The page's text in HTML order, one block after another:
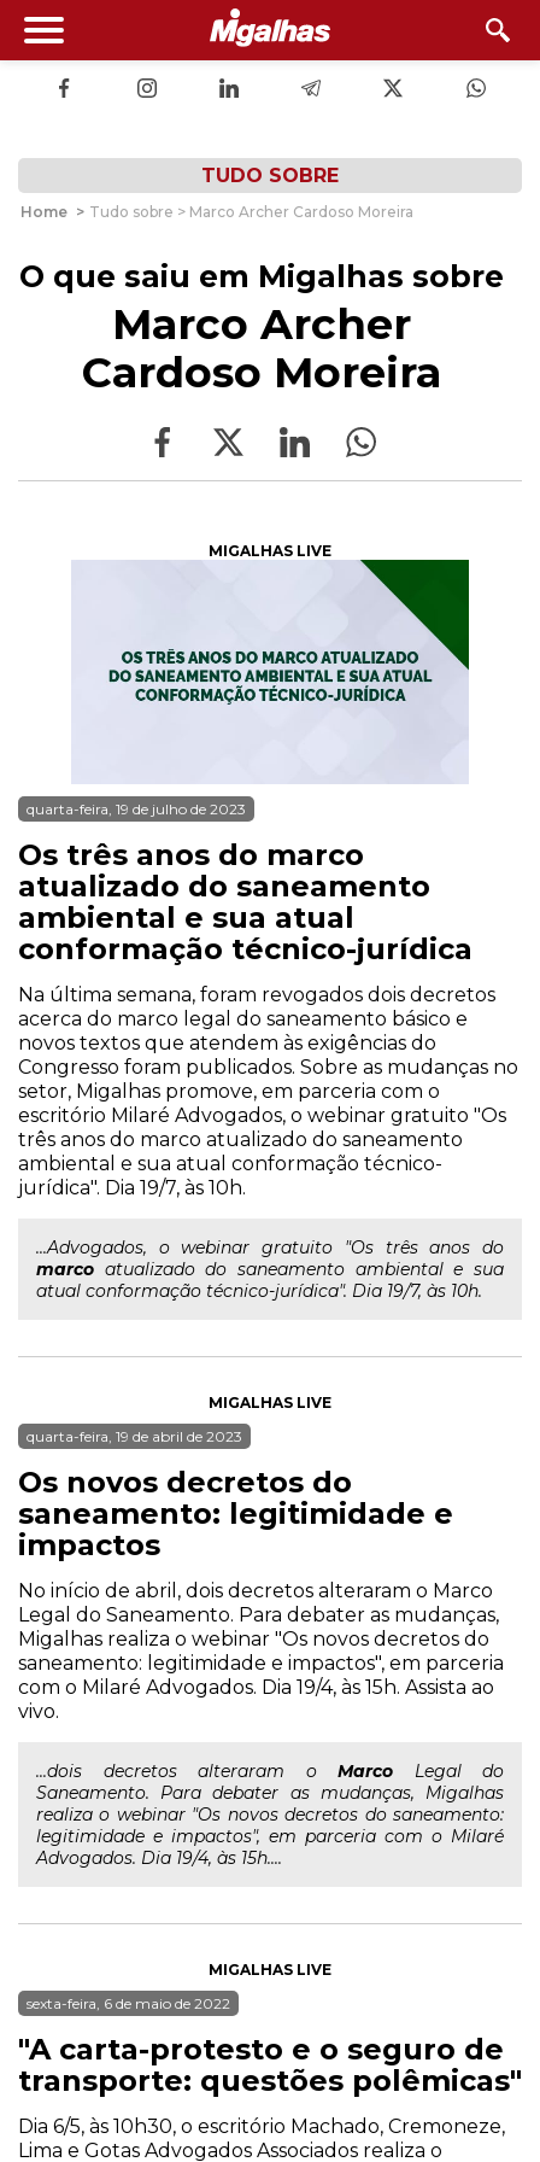
TUDO SOBRE
Home > Tudo sobre > Marco Archer Cardoso Moreira
O que saiu em Migalhas sobre
Marco Archer
Cardoso Moreira
MIGALHAS LIVE
quarta-feira, 19 de julho de 2023
Os três anos do marco
atualizado do saneamento
ambiental e sua atual
conformação técnico-jurídica
Na última semana, foram revogados dois decretos
acerca do marco legal do saneamento básico e
novos textos que atendem às exigências do
Congresso foram publicados. Sobre as mudanças no
setor, Migalhas promove, em parceria com o
escritório Milaré Advogados, o webinar gratuito "Os
três anos do marco atualizado do saneamento
ambiental e sua atual conformação técnico-
jurídica". Dia 19/7, às 10h.
...Advogados, o webinar gratuito "Os três anos do
marco atualizado do saneamento ambiental e sua
atual conformação técnico-jurídica". Dia 19/7, às 10h.
MIGALHAS LIVE
quarta-feira, 19 de abril de 2023
Os novos decretos do
saneamento: legitimidade e
impactos
No início de abril, dois decretos alteraram o Marco
Legal do Saneamento. Para debater as mudanças,
Migalhas realiza o webinar "Os novos decretos do
saneamento: legitimidade e impactos", em parceria
com o Milaré Advogados. Dia 19/4, às 15h. Assista ao
vivo.
...dois decretos alteraram o Marco Legal do
Saneamento. Para debater as mudanças, Migalhas
realiza o webinar "Os novos decretos do saneamento:
legitimidade e impactos", em parceria com o Milaré
Advogados. Dia 19/4, às 15h....
MIGALHAS LIVE
sexta-feira, 6 de maio de 2022
"A carta-protesto e o seguro de
transporte: questões polêmicas"
Dia 6/5, às 10h30, o escritório Machado, Cremoneze,
Lima e Gotas Advogados Associados realiza o